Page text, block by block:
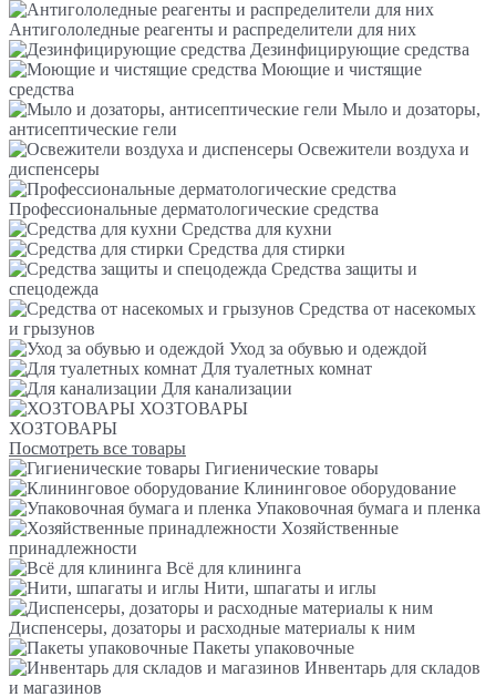
Антигололедные реагенты и распределители для них
Дезинфицирующие средства
Моющие и чистящие
средства
Мыло и дозаторы,
антисептические гели
Освежители воздуха и
диспенсеры
Профессиональные дерматологические средства
Средства для кухни
Средства для стирки
Средства защиты и
спецодежда
Средства от насекомых
и грызунов
Уход за обувью и одеждой
Для туалетных комнат
Для канализации
ХОЗТОВАРЫ
ХОЗТОВАРЫ
Посмотреть все товары
Гигиенические товары
Клининговое оборудование
Упаковочная бумага и пленка
Хозяйственные
принадлежности
Всё для клининга
Нити, шпагаты и иглы
Диспенсеры, дозаторы и расходные материалы к ним
Пакеты упаковочные
Инвентарь для складов
и магазинов